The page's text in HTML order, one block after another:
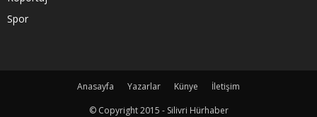
Spor
Anasayfa Yazarlar Künye
İletişim
© Copyright 2015 - Silivri Hürhaber